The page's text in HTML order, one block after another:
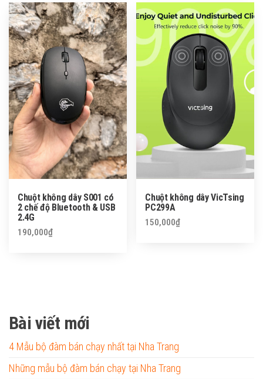
Chuột không dây S001 có
2 chế độ Bluetooth & USB
2.4G
190,000₫
Chuột không dây VicTsing
PC299A
150,000₫
Bài viết mới
4 Mẫu bộ đàm bán chạy nhất tại Nha Trang
Những mẫu bộ đàm bán chạy tại Nha Trang